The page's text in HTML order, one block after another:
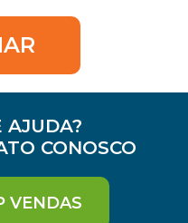
AJUDA?
CONOSCO
VENDAS